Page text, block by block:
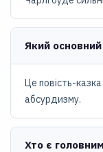
Який
Це повість-
абсурдизму.
Хто є